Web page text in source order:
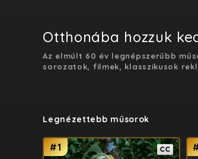
Otthonába hozzuk
Az elmúlt 60 év legnépszerűbb
sorozatok, filmek, klasszikusok
Legnézettebb műsorok
#1 CC